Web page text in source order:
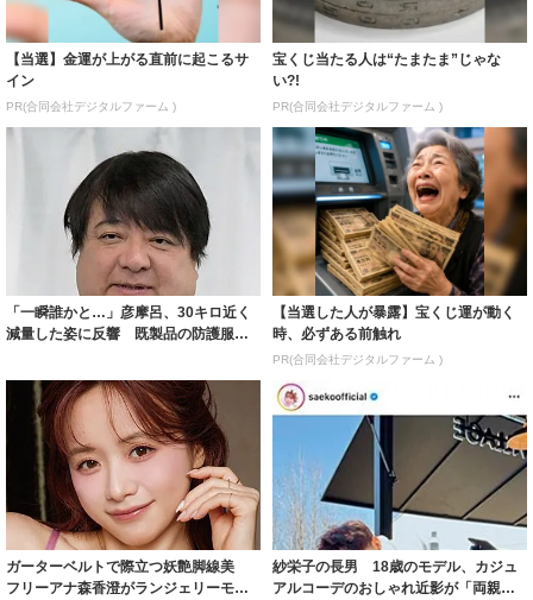
【当選】金運が上がる直前に起こるサ
イン
PR(合同会社デジタルファーム )
宝くじ当たる人は“たまたま”じゃな
い?!
PR(合同会社デジタルファーム )
「一瞬誰かと…」彦摩呂、30キロ近く
減量した姿に反響 既製品の防護服が
【当選した人が暴露】宝くじ運が動く
時、必ずある前触れ
PR(合同会社デジタルファーム )
ガーターベルトで際立つ妖艶脚線美
フリーアナ森香澄がランジェリーモデ
紗栄子の長男 18歳のモデル、カジュ
アルコーデのおしゃれ近影が「両親の